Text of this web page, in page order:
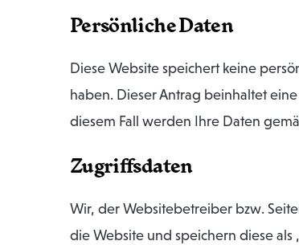
Persönliche Daten
Diese Website speichert keine
haben. Dieser Antrag beinhaltet
diesem Fall werden Ihre Daten
Zugriffsdaten
Wir, der Websitebetreiber bzw.
die Website und speichern diese